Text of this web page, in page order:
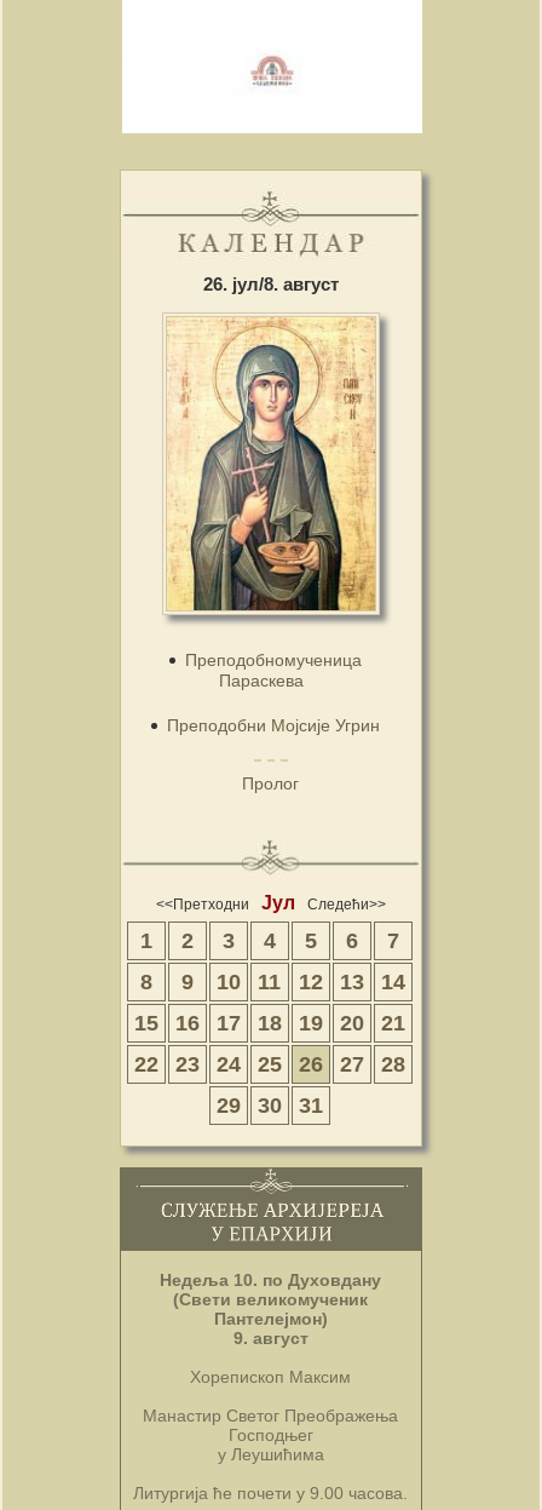
26. јул/8. август
Преподобномученица
Параскева
Преподобни Мојсије Угрин
Пролог
<<Претходни Јул Следећи>>
1 2 3 4 5 6
7
8
9 10 11 12 13
14
15
16 17 18 19 20
21
22
23 24 25 26 27
28
29
30 31
Недеља 10. по Духовдану
(Свети великомученик
Пантелејмон)
9. август
Хорепископ Максим
Манастир Светог Преображења
Господњег
у Леушићима
Литургија ће почети у 9.00 часова.